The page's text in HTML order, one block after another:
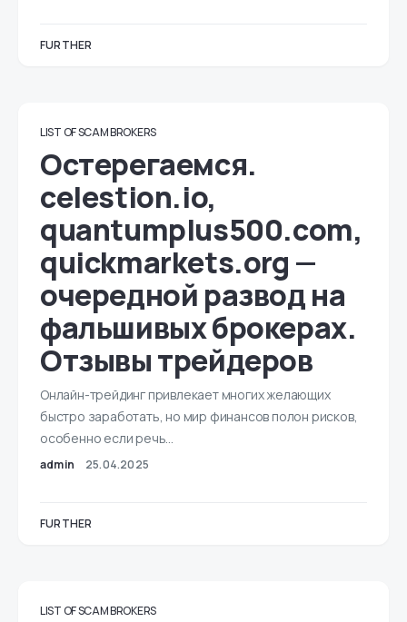
FURTHER
LIST OF SCAM BROKERS
Остерегаемся.
celestion.io,
quantumplus500.com,
quickmarkets.org —
очередной развод на
фальшивых брокерах.
Отзывы трейдеров
Онлайн-трейдинг привлекает многих желающих
быстро заработать, но мир финансов полон рисков,
особенно если речь…
admin 25.04.2025
FURTHER
LIST OF SCAM BROKERS